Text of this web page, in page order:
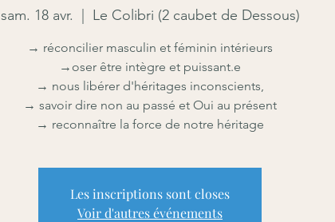
sam. 18 avr. Le Colibri (2 caubet de Dessous)
→ réconcilier masculin et féminin intérieurs
→oser être intègre et puissant.e
→ nous libérer d'héritages inconscients,
→ savoir dire non au passé et Oui au présent
→ reconnaître la force de notre héritage
Les inscriptions sont closes
Voir d'autres événements